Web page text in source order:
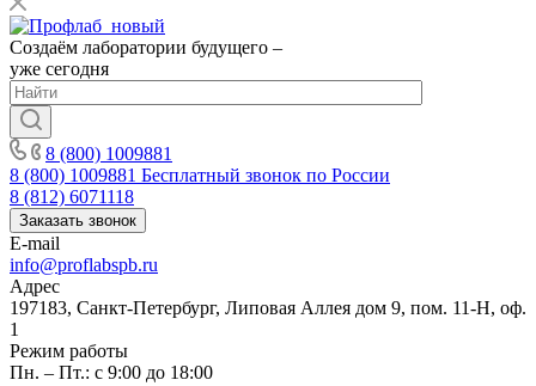
Создаём лаборатории будущего –
уже сегодня
8 (800) 1009881
8 (800) 1009881 Бесплатный звонок по России
8 (812) 6071118
Заказать звонок
E-mail
info@proflabspb.ru
Адрес
197183, Санкт-Петербург, Липовая Аллея дом 9, пом. 11-Н, оф.
1
Режим работы
Пн. – Пт.: с 9:00 до 18:00